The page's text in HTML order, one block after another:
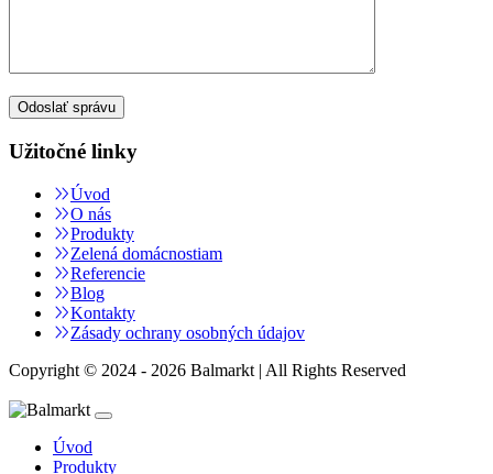
Užitočné linky
Úvod
O nás
Produkty
Zelená domácnostiam
Referencie
Blog
Kontakty
Zásady ochrany osobných údajov
Copyright © 2024 - 2026 Balmarkt | All Rights Reserved
Úvod
Produkty